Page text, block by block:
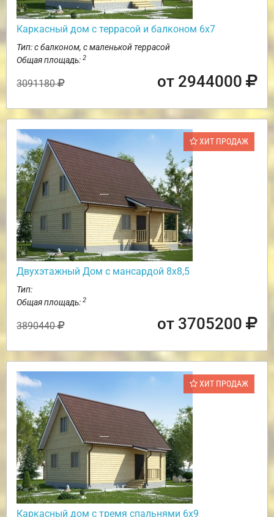
Каркасный дом с террасой и балконом 6х7
Тип: с балконом, с маленькой террасой
Общая площадь: 2
3091180 от 2944000
ХИТ ПРОДАЖ
Двухэтажный Дом с мансардой 8х8,5
Тип:
Общая площадь: 2
3890440 от 3705200
ХИТ ПРОДАЖ
Каркасный дом с тремя спальнями 6х9